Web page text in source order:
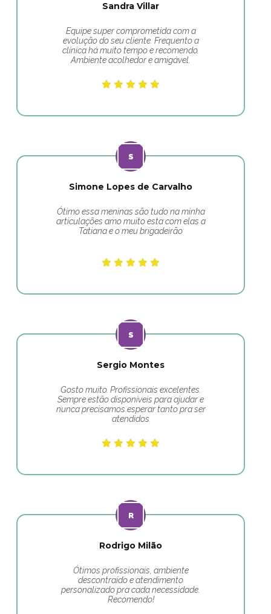
Sandra Villar
Equipe super comprometida com a
evolução do seu cliente. Frequento a
clínica há muito tempo e recomendo.
Ambiente acolhedor e amigável.
Simone Lopes de Carvalho
Ótimo essa meninas são tudo na minha
articulações amo muito esta com elas a
Tatiana e o meu brigadeirão
Sergio Montes
Gosto muito. Profissionais excelentes.
Sempre estão disponíveis para ajudar e
nunca precisamos esperar tanto pra ser
atendidos
Rodrigo Milão
Ótimos profissionais, ambiente
descontraído e atendimento
personalizado pra cada necessidade.
Recomendo!